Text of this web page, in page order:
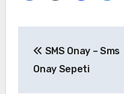
gezinmesi
SMS Onay – Sms
Onay Sepeti